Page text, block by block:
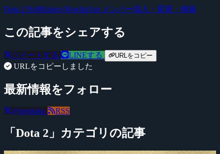
Dota 2 HellRaisers Resolut1on メンバー加入・変更・移籍
この記事をシェアする
ツイートする LINEする URLをコピー
URLをコピーしました
最新情報をフォロー
@negitaku RSS
「Dota 2」カテゴリの記事